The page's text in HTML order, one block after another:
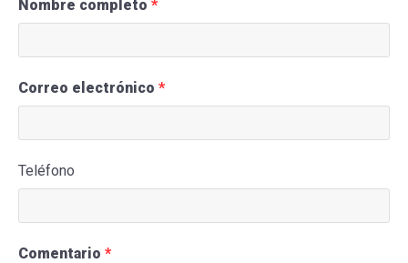
Nombre completo
Correo electrónico
Teléfono
Comentario